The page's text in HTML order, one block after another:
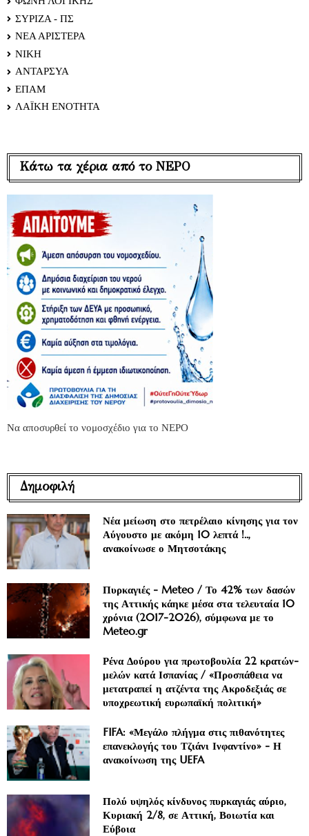
ΣΥΡΙΖΑ - ΠΣ
ΝΕΑ ΑΡΙΣΤΕΡΑ
ΝΙΚΗ
ΑΝΤΑΡΣΥΑ
ΕΠΑΜ
ΛΑΪΚΗ ΕΝΟΤΗΤΑ
Κάτω τα χέρια από το ΝΕΡΟ
Να αποσυρθεί το νομοσχέδιο για το ΝΕΡΟ
Δημοφιλή
Νέα μείωση στο πετρέλαιο κίνησης για τον
Αύγουστο με ακόμη 10 λεπτά !..,
ανακοίνωσε ο Μητσοτάκης
Πυρκαγιές - Meteo / Το 42% των δασών
της Αττικής κάηκε μέσα στα τελευταία 10
χρόνια (2017-2026), σύμφωνα με το
Meteo.gr
Ρένα Δούρου για πρωτοβουλία 22 κρατών-
μελών κατά Ισπανίας / «Προσπάθεια να
μετατραπεί η ατζέντα της Ακροδεξιάς σε
υποχρεωτική ευρωπαϊκή πολιτική»
FIFA: «Μεγάλο πλήγμα στις πιθανότητες
επανεκλογής του Τζιάνι Ινφαντίνο» - Η
ανακοίνωση της UEFA
Πολύ υψηλός κίνδυνος πυρκαγιάς αύριο,
Κυριακή 2/8, σε Αττική, Βοιωτία και
Εύβοια